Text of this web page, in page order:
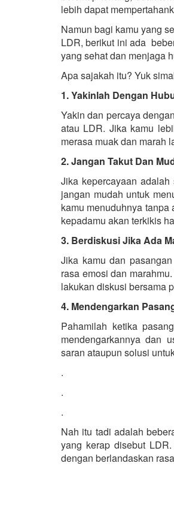
lebih dapat
Namun bagi kamu yang
LDR, berikut ini ada
yang sehat dan menjaga
Apa sajakah itu? Yuk
1. Yakinlah Dengan
Yakin dan percaya
atau LDR. Jika kamu
merasa muak dan marah
2. Jangan Takut Dan
Jika kepercayaan
jangan mudah untuk
kamu menuduhnya
kepadamu akan terkikis
3. Berdiskusi Jika Ada
Jika kamu dan
rasa emosi dan
lakukan diskusi bersama
4. Mendengarkan
Pahamilah ketika
mendengarkannya dan
saran ataupun solusi
.
.
.
Nah itu tadi adalah
yang kerap disebut
dengan berlandaskan